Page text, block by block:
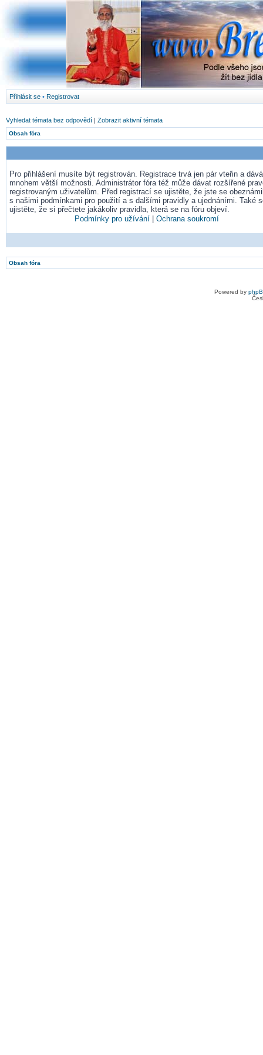
Přihlásit se • Registrovat
Vyhledat témata bez odpovědí | Zobrazit aktivní témata
Obsah fóra
Pro přihlášení musíte být registrován. Registrace trvá jen pár vteřin a
mnohem větší možnosti. Administrátor fóra též může dávat rozšířené
registrovaným uživatelům. Před registrací se ujistěte, že jste se
s našimi podmínkami pro použití a s dalšími pravidly a ujednáními. Také
ujistěte, že si přečtete jakákoliv pravidla, která se na fóru objeví.
Podmínky pro užívání
Ochrana soukromí
Obsah fóra
Powered by